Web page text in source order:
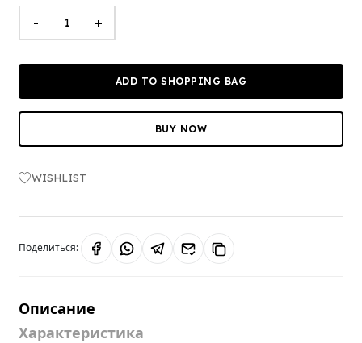
- +
ADD TO SHOPPING BAG
BUY NOW
WISHLIST
Поделиться:
Описание
Характеристика